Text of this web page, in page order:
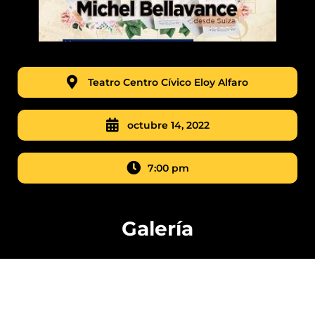
Teatro Centro Cívico Eloy Alfaro
octubre 14, 2022
7:00 pm
Galería